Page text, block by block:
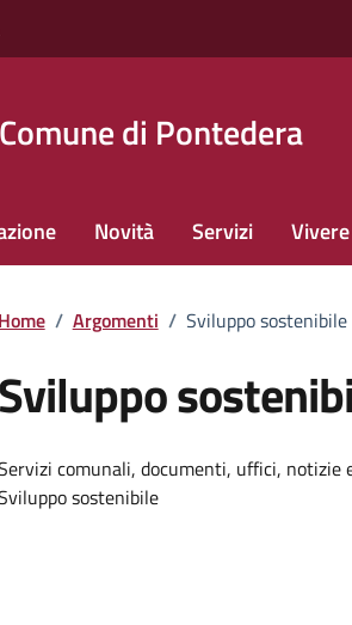
Comune di Pontedera
Novità Servizi
Home / Argomenti / Sviluppo sostenibile
Sviluppo
comunali, documenti, uffici, notizie
sostenibile